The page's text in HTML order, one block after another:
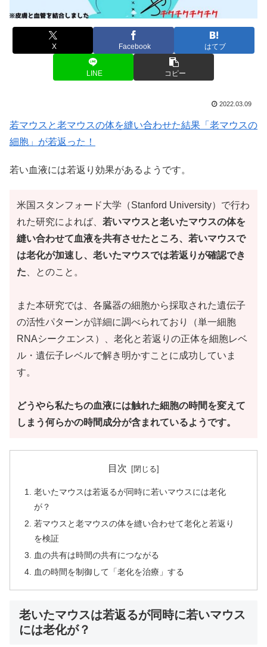
X Facebook はてブ
LINE コピー
2022.03.09
若マウスと老マウスの体を縫い合わせた結果「老マウスの
細胞」が若返った！
若い血液には若返り効果があるようです。
米国スタンフォード大学（Stanford University）で行わ
れた研究によれば、 若いマウスと老いたマウスの体を
縫い合わせて血液を共有させたところ、若いマウスで
は老化が加速し、老いたマウスでは若返りが確認でき
た 、とのこと。
また本研究では、各臓器の細胞から採取された遺伝子
の活性パターンが詳細に調べられており（単一細胞
RNAシークエンス）、老化と若返りの正体を細胞レベ
ル・遺伝子レベルで解き明かすことに成功していま
す。
どうやら私たちの血液には触れた細胞の時間を変えて
しまう何らかの時間成分が含まれているようです。
目次
老いたマウスは若返るが同時に若いマウスには老化
が？
若マウスと老マウスの体を縫い合わせて老化と若返り
を検証
血の共有は時間の共有につながる
血の時間を制御して「老化を治療」する
老いたマウスは若返るが同時に若いマウス
には老化が？